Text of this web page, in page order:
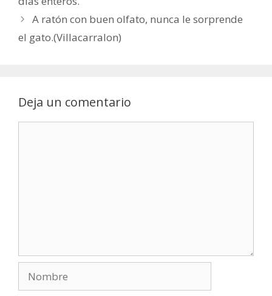
A ratón con buen olfato, nunca le sorprende
el gato.(Villacarralon)
Deja un comentario